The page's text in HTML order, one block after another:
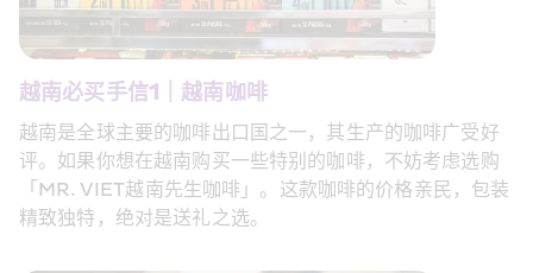
越南必买手信1｜越南咖啡
越南是全球主要的咖啡出口国之一，其生产的咖啡广受好
评。如果你想在越南购买一些特别的咖啡，不妨考虑选购
「MR. VIET越南先生咖啡」。这款咖啡的价格亲民，包装
精致独特，绝对是送礼之选。